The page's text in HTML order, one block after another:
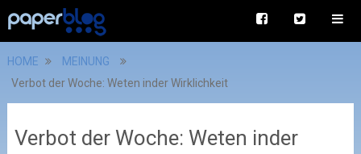
HOME
MEINUNG
Verbot der Woche: Weten inder Wirklichkeit
Verbot der Woche: Weten inder